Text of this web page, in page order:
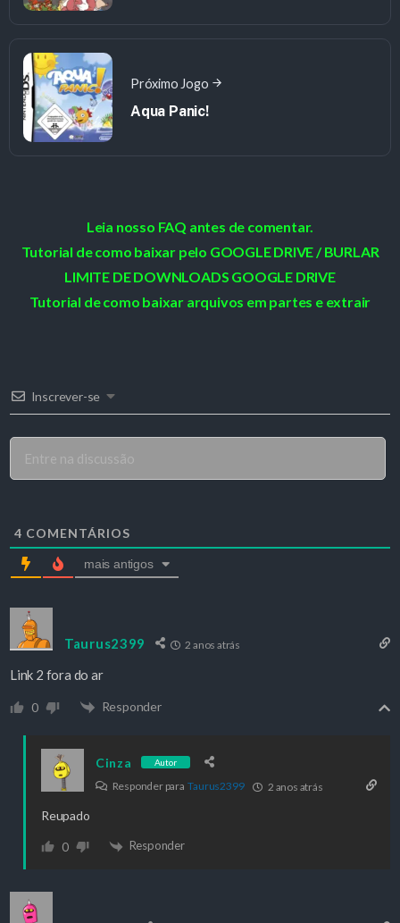
Próximo Jogo
Aqua Panic!
Leia nosso FAQ antes de comentar.
Tutorial de como baixar pelo GOOGLE DRIVE / BURLAR
LIMITE DE DOWNLOADS GOOGLE DRIVE
Tutorial de como baixar arquivos em partes e extrair
Inscrever-se
4 COMENTÁRIOS
mais antigos
Taurus2399 2 anos atrás
Link 2 fora do ar
0 Responder
Cinza Autor
Responder paraTaurus2399 2 anos atrás
Reupado
0 Responder